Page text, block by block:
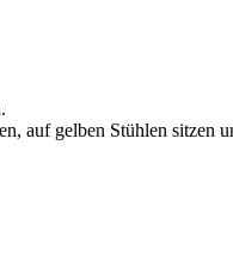
auf gelben Stühlen sitzen